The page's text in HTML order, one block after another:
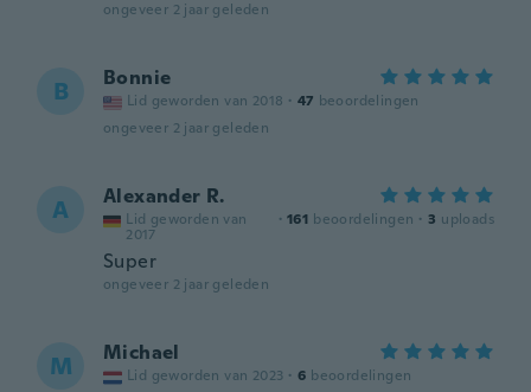
ongeveer 2 jaar geleden
B Bonnie
Lid geworden van 2018 · 47 beoordelingen
ongeveer 2 jaar geleden
A Alexander R.
Lid geworden van
2017
· 161 beoordelingen · 3 uploads
Super
ongeveer 2 jaar geleden
M Michael
Lid geworden van 2023 · 6 beoordelingen